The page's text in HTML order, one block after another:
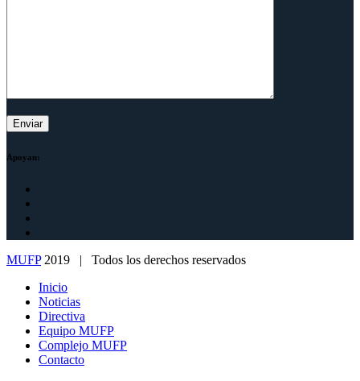
Apoyan:
MUFP2019 | Todos los derechos reservados
Inicio
Noticias
Directiva
Equipo MUFP
Complejo MUFP
Contacto